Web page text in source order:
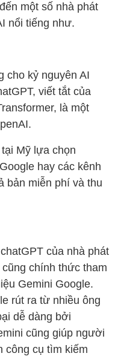
một số nhà phát
nổi tiếng như.
cho kỷ nguyên AI
viết tắt của
là một
Mỹ lựa chọn
hay các kênh
bản miễn phí và thu
của nhà phát
chính thức tham
Gemini Google.
rút ra từ nhiều ông
dễ dàng bởi
cũng giúp người
công cụ tìm kiếm